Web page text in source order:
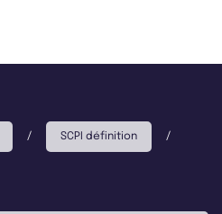
/ SCPI définition /